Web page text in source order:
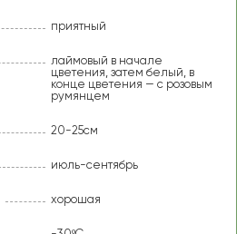
приятный
лаймовый в начале
цветения, затем белый, в
конце цветения — с розовым
румянцем
20-25см
июль-сентябрь
хорошая